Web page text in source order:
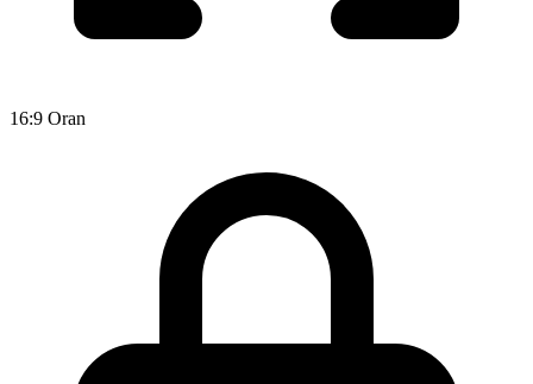
16:9 Oran